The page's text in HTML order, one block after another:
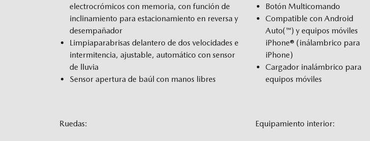
electrocrómicos con memoria, con función de
inclinamiento para estacionamiento en reversa y
desempañador
Limpiaparabrisas delantero de dos velocidades e
intermitencia, ajustable, automático con sensor
de lluvia
Sensor apertura de baúl con manos libres
Ruedas:
Botón Multicomando
Compatible con Android
Auto(™) y equipos móviles
iPhone® (inálambrico para
iPhone)
Cargador inalámbrico para
equipos móviles
Equipamiento interior: